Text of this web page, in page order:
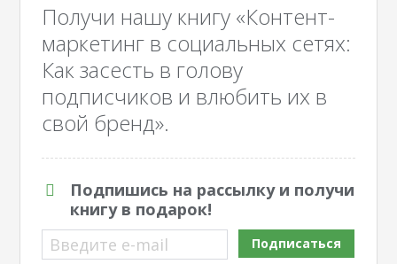
Получи нашу книгу «Контент-
маркетинг в социальных сетях:
Как засесть в голову
подписчиков и влюбить их в
свой бренд».
Подпишись на рассылку и получи
книгу в подарок!
Введите e-mail
Подписаться